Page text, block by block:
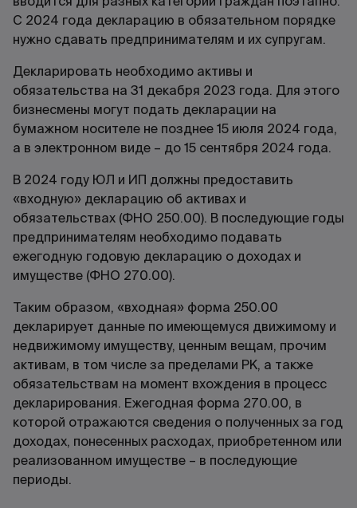
С 2024 года декларацию в обязательном порядке
нужно сдавать предпринимателям и их супругам.
Декларировать необходимо активы и
обязательства на 31 декабря 2023 года. Для этого
бизнесмены могут подать декларации на
бумажном носителе не позднее 15 июля 2024 года,
а в электронном виде – до 15 сентября 2024 года.
В 2024 году ЮЛ и ИП должны предоставить
«входную» декларацию об активах и
обязательствах (ФНО 250.00). В последующие годы
предпринимателям необходимо подавать
ежегодную годовую декларацию о доходах и
имуществе (ФНО 270.00).
Таким образом, «входная» форма 250.00
декларирует данные по имеющемуся движимому и
недвижимому имуществу, ценным вещам, прочим
активам, в том числе за пределами РК, а также
обязательствам на момент вхождения в процесс
декларирования. Ежегодная форма 270.00, в
которой отражаются сведения о полученных за год
доходах, понесенных расходах, приобретенном или
реализованном имуществе – в последующие
периоды.